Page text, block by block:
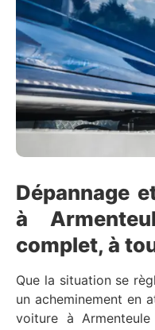
Dépannage
à
complet, à
Que la situation se
un acheminement en
voiture à